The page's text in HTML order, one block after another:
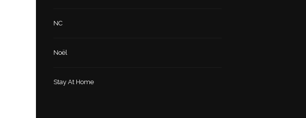
NC
Noël
Stay At Home